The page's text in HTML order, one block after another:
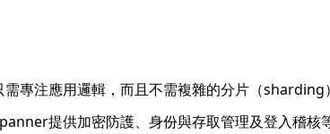
專注應用邏輯，而且不需複雜的分片（
提供加密防護、身份與存取管理及登入稽核